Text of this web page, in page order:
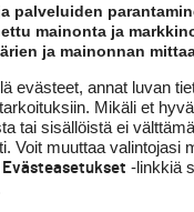
Golfpiste mediakortti
palveluiden
mainonta ja
ja mainonnan
evästeet, annat luvan
Mikäli et
tai sisällöistä ei
Voit muuttaa valintojasi
Evästeasetukset -linkkiä